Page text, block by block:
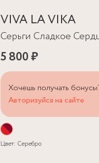
VIVA LA VIKA
Серьги Сладкое
5 800 ₽
Хочешь получать
Авторизуйся на сайте
Цвет: Серебро